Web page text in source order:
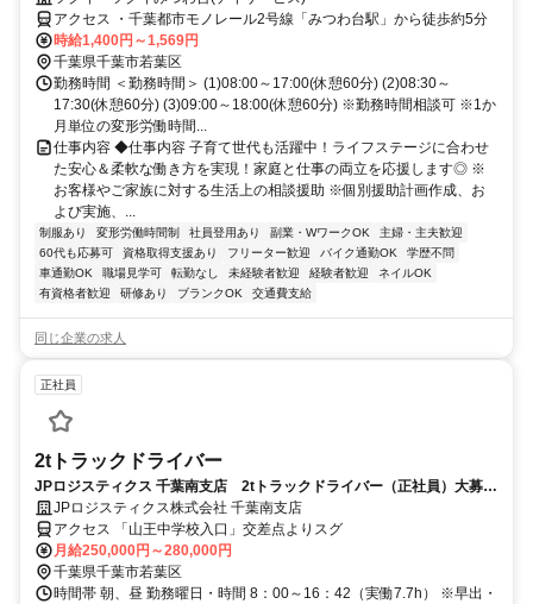
アクセス ・千葉都市モノレール2号線「みつわ台駅」から徒歩約5分
時給1,400円～1,569円
千葉県千葉市若葉区
勤務時間 ＜勤務時間＞ (1)08:00～17:00(休憩60分) (2)08:30～
17:30(休憩60分) (3)09:00～18:00(休憩60分) ※勤務時間相談可 ※1か
月単位の変形労働時間...
仕事内容 ◆仕事内容 子育て世代も活躍中！ライフステージに合わせ
た安心＆柔軟な働き方を実現！家庭と仕事の両立を応援します◎ ※
お客様やご家族に対する生活上の相談援助 ※個別援助計画作成、お
よび実施、...
制服あり 変形労働時間制 社員登用あり 副業・WワークOK
主婦・主夫歓迎
60代も応募可
資格取得支援あり フリーター歓迎 バイク通勤OK
学歴不問
車通勤OK
職場見学可 転勤なし 未経験者歓迎 経験者歓迎
ネイルOK
有資格者歓迎
研修あり ブランクOK 交通費支給
同じ企業の求人
正社員
2tトラックドライバー
JPロジスティクス 千葉南支店 2tトラックドライバー（正社員）大募
集！JPロジスティクス株式会社 千葉南支店
アクセス 「山王中学校入口」交差点よりスグ
月給250,000円～280,000円
千葉県千葉市若葉区
時間帯 朝、昼 勤務曜日・時間 8：00～16：42（実働7.7h） ※早出・